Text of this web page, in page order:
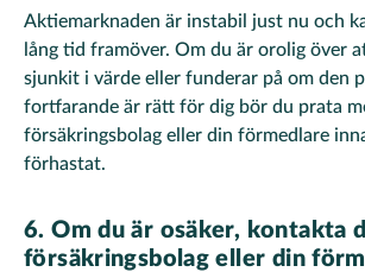
Aktiemarknaden är instabil just nu och
lång tid framöver. Om du är orolig över
sjunkit i värde eller funderar på om den
fortfarande är rätt för dig bör du prata
försäkringsbolag eller din förmedlare
förhastat.
6. Om du är osäker, kontakta
försäkringsbolag eller din